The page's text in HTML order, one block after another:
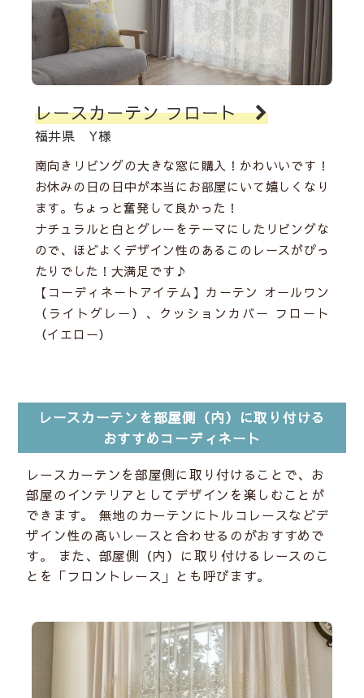
レースカーテン フロート
福井県 Y様
南向きリビングの大きな窓に購入！かわいいです！
お休みの日の日中が本当にお部屋にいて嬉しくなり
ます。ちょっと奮発して良かった！
ナチュラルと白とグレーをテーマにしたリビングな
ので、ほどよくデザイン性のあるこのレースがぴっ
たりでした！大満足です♪
【コーディネートアイテム】 カーテン オールワン
（ライトグレー）
、
クッションカバー フロート
（イエロー）
レースカーテンを部屋側（内）に取り付ける
おすすめコーディネート
レースカーテンを部屋側に取り付けることで、お
部屋のインテリアとしてデザインを楽しむことが
できます。 無地のカーテンにトルコレースなどデ
ザイン性の高いレースと合わせるのがおすすめで
す。 また、部屋側（内）に取り付けるレースのこ
とを「フロントレース」とも呼びます。